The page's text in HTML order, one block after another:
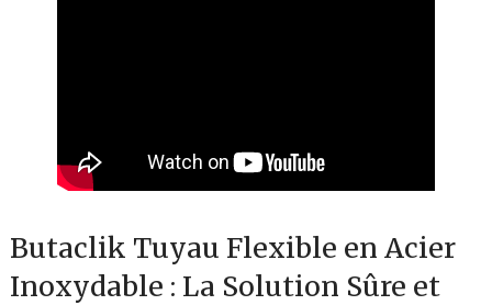
Butaclik Tuyau Flexible en Acier
Inoxydable : La Solution Sûre et